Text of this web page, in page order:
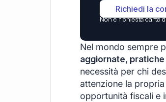
Richiedi la
Non è richiesta carta
Nel mondo sempre
aggiornate,
necessità per chi
attenzione la
opportunità fiscali e